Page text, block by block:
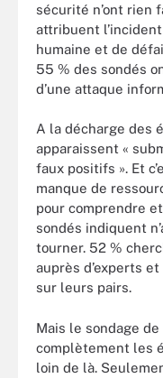
sécurité n’ont rien
attribuent
humaine et de
55 % des sondés
d’une attaque
A la décharge des
apparaissent «
faux positifs ». Et
manque de
pour comprendre
sondés indiquent
tourner. 52 %
auprès d’experts
sur leurs pairs.
Mais le sondage
complètement les
loin de là.